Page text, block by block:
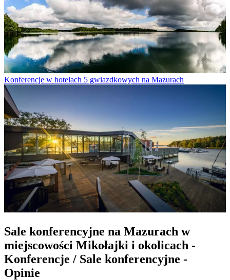
Konferencje w hotelach 5 gwiazdkowych na Mazurach
Sale konferencyjne na Mazurach w
miejscowości Mikołajki i okolicach -
Konferencje / Sale konferencyjne -
Opinie